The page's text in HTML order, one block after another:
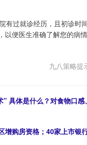
过就诊经历，且初诊时
便医生准确了解您的病情
九八策略提
具体是什么？对食物口
购房资格；40家上市银